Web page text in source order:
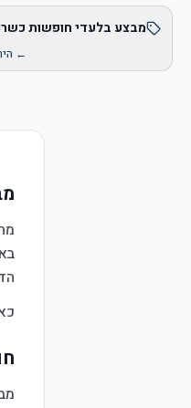
מבצע בלעדי חופשות
←